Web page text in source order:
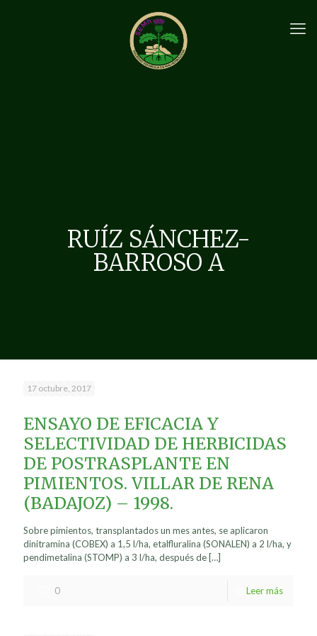
RUÍZ SÁNCHEZ-
BARROSO A
17 octubre, 2017
ENSAYO DE EFICACIA Y
SELECTIVIDAD DE HERBICIDAS
DE POSTRASPLANTE EN
PIMIENTOS. VILLAR DE RENA
(BADAJOZ) – 1998.
Sobre pimientos, transplantados un mes antes, se aplicaron
dinitramina (COBEX) a 1,5 l/ha, etalfluralina (SONALEN) a 2 l/ha, y
pendimetalina (STOMP) a 3 l/ha, después de […]
0 Leer más